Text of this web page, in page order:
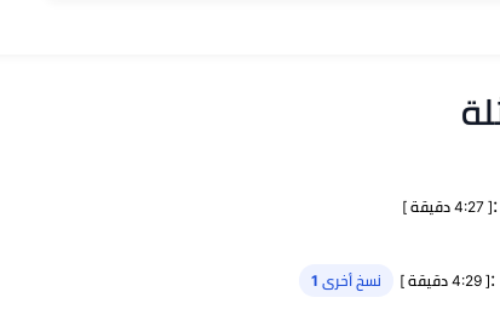
:[ 4:27 دقيقة ]
:[ 4:29 دقيقة ] نسخ أخرى 1